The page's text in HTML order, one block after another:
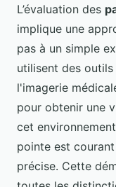
L’évaluation des
implique une
pas à un simple
utilisent des
l'imagerie
pour obtenir une
cet
pointe est
précise. Cette